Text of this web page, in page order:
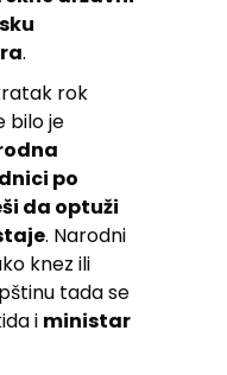
.
rok
bilo je
po
da optuži
. Narodni
knez ili
tada se
i ministar